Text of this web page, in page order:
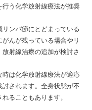
う化学放射線療法が推奨
ンパ節にとどまっている
んが残っている場合やリ
射線治療の追加が検討さ
は化学放射線療法が適応
されます。全身状態が不
ることもあります。